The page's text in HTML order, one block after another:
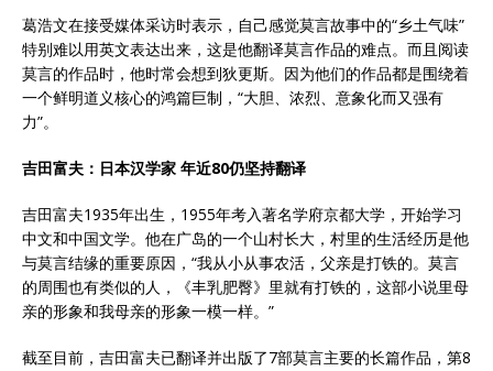
葛浩文在接受媒体采访时表示，自己感觉莫言故事中的“乡土气味”
特别难以用英文表达出来，这是他翻译莫言作品的难点。而且阅读
莫言的作品时，他时常会想到狄更斯。因为他们的作品都是围绕着
一个鲜明道义核心的鸿篇巨制，“大胆、浓烈、意象化而又强有
力”。
吉田富夫：日本汉学家 年近80仍坚持翻译
吉田富夫1935年出生，1955年考入著名学府京都大学，开始学习
中文和中国文学。他在广岛的一个山村长大，村里的生活经历是他
与莫言结缘的重要原因，“我从小从事农活，父亲是打铁的。莫言
的周围也有类似的人，《丰乳肥臀》里就有打铁的，这部小说里母
亲的形象和我母亲的形象一模一样。”
截至目前，吉田富夫已翻译并出版了7部莫言主要的长篇作品，第8